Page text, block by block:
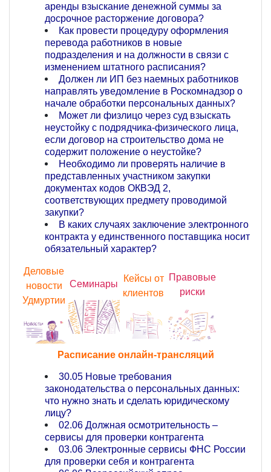
аренды взыскание денежной суммы за
досрочное расторжение договора?
Как провести процедуру оформления
перевода работников в новые
подразделения и на должности в связи с
изменением штатного расписания?
Должен ли ИП без наемных работников
направлять уведомление в Роскомнадзор о
начале обработки персональных данных?
Может ли физлицо через суд взыскать
неустойку с подрядчика-физического лица,
если договор на строительство дома не
содержит положение о неустойке?
Необходимо ли проверять наличие в
представленных участником закупки
документах кодов ОКВЭД 2,
соответствующих предмету проводимой
закупки?
В каких случаях заключение электронного
контракта у единственного поставщика носит
обязательный характер?
Деловые
новости
Удмуртии
Семинары
Кейсы от
клиентов
Правовые
риски
Расписание онлайн-трансляций
30.05 Новые требования
законодательства о персональных данных:
что нужно знать и сделать юридическому
лицу?
02.06 Должная осмотрительность –
сервисы для проверки контрагента
03.06 Электронные сервисы ФНС России
для проверки себя и контрагента